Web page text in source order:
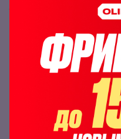
— После победы ты
«Автомата»
восстановился после
ли вы примерные
ты проводить бои до
подождёшь его
— Да, Гаджи вышел и я
что он громкое имя в
Поэтому, если я с ним